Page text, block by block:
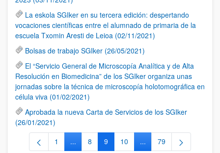
La eskola SGIker en su tercera edición: despertando
vocaciones científicas entre el alumnado de primaria de la
escuela Txomin Aresti de Leioa (02/11/2021)
Bolsas de trabajo SGIker (26/05/2021)
El “Servicio General de Microscopía Analítica y de Alta
Resolución en Biomedicina” de los SGIker organiza unas
jornadas sobre la técnica de microscopía holotomográfica en
célula viva (01/02/2021)
Aprobada la nueva Carta de Servicios de los SGIker
(26/01/2021)
Página
1 ...Páginas intermedias Use TAB para
Página
8 Página
9 Página
10 ...Páginas intermedias
Página
79